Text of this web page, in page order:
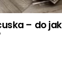
– do